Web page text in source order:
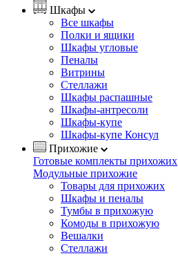
Шкафы
Все шкафы
Полки и ящики
Шкафы угловые
Пеналы
Витрины
Стеллажи
Шкафы распашные
Шкафы-антресоли
Шкафы-купе
Шкафы-купе Консул
Прихожие
Готовые комплекты прихожих
Модульные прихожие
Товары для прихожих
Шкафы и пеналы
Тумбы в прихожую
Комоды в прихожую
Вешалки
Стеллажи